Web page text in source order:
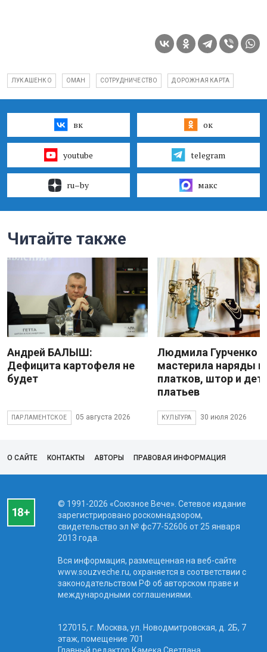
ЛУКАШЕНКО ОМАН СОТРУДНИЧЕСТВО ДОРОЖНАЯ КАРТА
вк ок
youtube telegram
ru–by макс
Читайте также
Андрей БАЛЫШ:
Дефицита картофеля не
будет
ПАРЛАМЕНТСКОЕ 05 августа 2026
Людмила Гурченко
мастерила наряды
платков, штор и
платьев
КУЛЬТУРА 30 июля 2026
О САЙТЕ КОНТАКТЫ АВТОРЫ ПРАВОВАЯ ИНФОРМАЦИЯ
© 1991-2026 «Союзное Вече». Сетевое издание
зарегистрировано роскомнадзором,
свидетельство эл № фc77-52606 от 25 января
2013 года.
Вся информация, размещенная на веб-сайте
www.souzveche.ru, охраняется в соответствии с
законодательством РФ об авторском праве и
международными соглашениями.
127015, г. Москва, ул. Новодмитровская, д. 2Б, 7
этаж, помещение 701
Главный редактор Камека Светлана